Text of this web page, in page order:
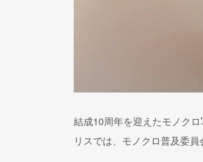
結成10周年を迎えたモノク
リスでは、モノクロ普及委員